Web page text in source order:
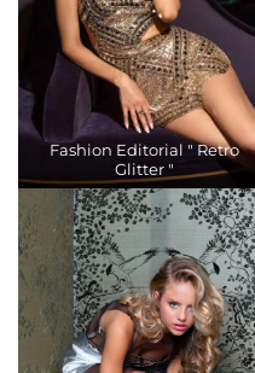
Fashion Editorial " Retro
Glitter "